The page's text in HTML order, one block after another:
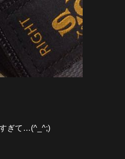
ぎて…(^_^;)